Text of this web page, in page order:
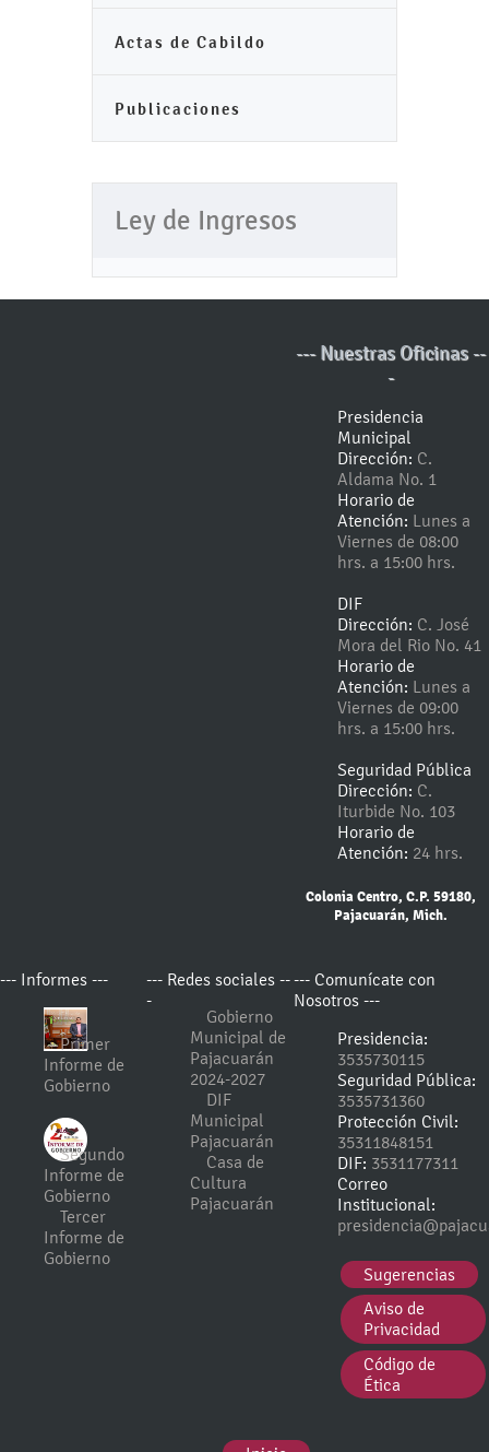
Actas de Cabildo
Publicaciones
Ley de Ingresos
--- Nuestras Oficinas --
-
Presidencia
Municipal
Dirección: C.
Aldama No. 1
Horario de
Atención: Lunes a
Viernes de 08:00
hrs. a 15:00 hrs.
DIF
Dirección: C. José
Mora del Rio No. 41
Horario de
Atención: Lunes a
Viernes de 09:00
hrs. a 15:00 hrs.
Seguridad Pública
Dirección: C.
Iturbide No. 103
Horario de
Atención: 24 hrs.
Colonia Centro, C.P. 59180,
Pajacuarán, Mich.
--- Informes ---
Primer
Informe de
Gobierno
Segundo
Informe de
Gobierno
Tercer
Informe de
Gobierno
--- Redes sociales --
-
Gobierno
Municipal de
Pajacuarán
2024-2027
DIF
Municipal
Pajacuarán
Casa de
Cultura
Pajacuarán
--- Comunícate con
Nosotros ---
Presidencia:
3535730115
Seguridad Pública:
3535731360
Protección Civil:
35311848151
DIF: 3531177311
Correo
Institucional:
Sugerencias
Aviso de
Privacidad
Código de
Ética